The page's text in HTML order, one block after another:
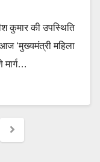
कुमार की उपस्थिति
‘मुख्यमंत्री महिला
मार्ग…